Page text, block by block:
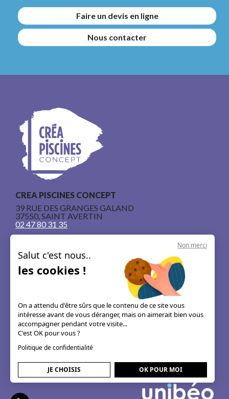
Faire un devis en ligne
Nous contacter
CREA PISCINES CONCEPT
39 RUE DES GRANGES GALAND
37550, SAINT AVERTIN
02 47 80 31 35
Le concept
Les guides & astuces
Mentions légales
Non merci
Salut c'est nous..
les cookies !
On a attendu d'être sûrs que le contenu de ce site vous
intéresse avant de vous déranger, mais on aimerait bien vous
accompagner pendant votre visite...
C'est OK pour vous ?
Politique de confidentialité
JE CHOISIS OK POUR MOI